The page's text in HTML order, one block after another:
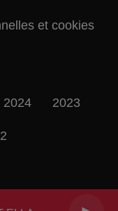
et cookies
2024 2023